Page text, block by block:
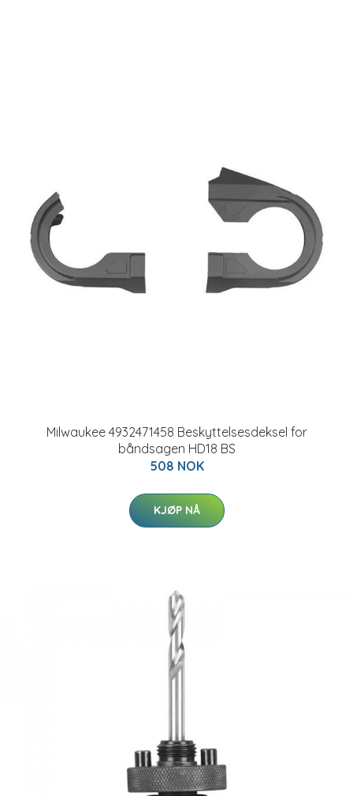
Milwaukee 4932471458 Beskyttelsesdeksel for
båndsagen HD18 BS
508 NOK
KJØP NÅ